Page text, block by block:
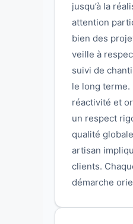
jusqu’à la
attention
bien des
veille à
suivi de
le long terme.
réactivité et
un respect
qualité
artisan
clients.
démarche